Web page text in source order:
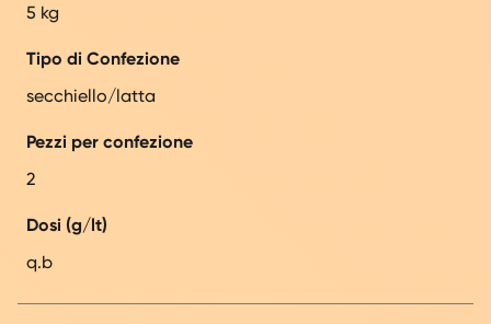
5 kg
Tipo di Confezione
secchiello/latta
Pezzi per confezione
2
Dosi (g/lt)
q.b